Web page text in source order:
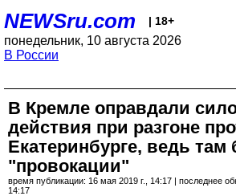
NEWSru.com | 18+
понедельник, 10 августа 2026
В России
В Кремле оправдали
действия при разгоне
Екатеринбурге, ведь
"провокации"
время публикации: 16 мая 2019 г., 14:17 | последнее
14:17